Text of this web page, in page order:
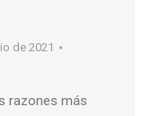
de 2021
razones más